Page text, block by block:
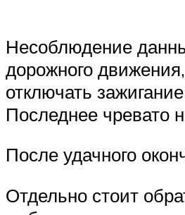
Несоблюдение
дорожного
отключать
Последнее чревато
После удачного
Отдельно стоит